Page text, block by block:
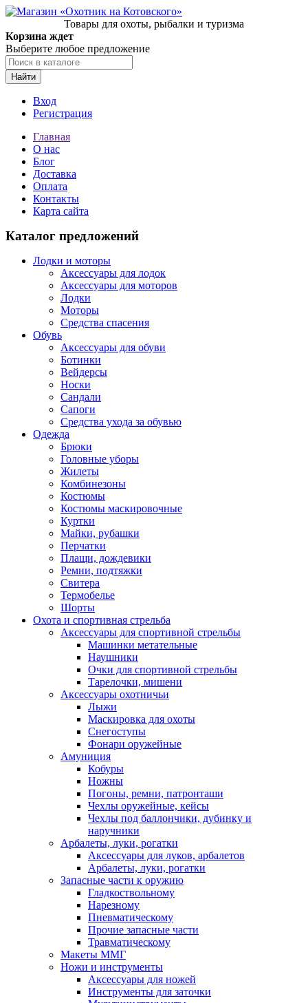
Товары для охоты, рыбалки и туризма
Корзина ждет
Выберите любое предложение
Найти
Вход
Регистрация
Главная
О нас
Блог
Доставка
Оплата
Контакты
Карта сайта
Каталог предложений
Лодки и моторы
Аксессуары для лодок
Аксессуары для моторов
Лодки
Моторы
Средства спасения
Обувь
Аксессуары для обуви
Ботинки
Вейдерсы
Носки
Сандали
Сапоги
Средства ухода за обувью
Одежда
Брюки
Головные уборы
Жилеты
Комбинезоны
Костюмы
Костюмы маскировочные
Куртки
Майки, рубашки
Перчатки
Плащи, дождевики
Ремни, подтяжки
Свитера
Термобелье
Шорты
Охота и спортивная стрельба
Аксессуары для спортивной стрельбы
Машинки метательные
Наушники
Очки для спортивной стрельбы
Тарелочки, мишени
Аксессуары охотничьи
Лыжи
Маскировка для охоты
Снегоступы
Фонари оружейные
Амуниция
Кобуры
Ножны
Погоны, ремни, патронташи
Чехлы оружейные, кейсы
Чехлы под баллончики, дубинку и
наручники
Арбалеты, луки, рогатки
Аксессуары для луков, арбалетов
Арбалеты, луки, рогатки
Запасные части к оружию
Гладкоствольному
Нарезному
Пневматическому
Прочие запасные части
Травматическому
Макеты ММГ
Ножи и инструменты
Аксессуары для ножей
Инструменты для заточки